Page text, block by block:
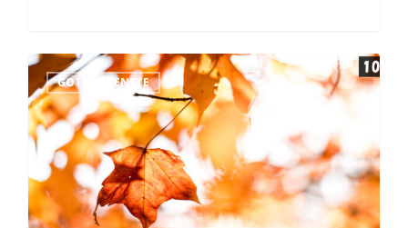
GOTTESDIENSTE